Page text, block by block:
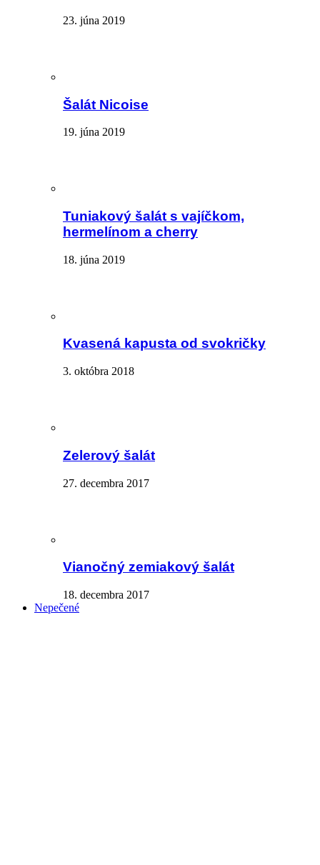
23. júna 2019
Šalát Nicoise
19. júna 2019
Tuniakový šalát s vajíčkom,
hermelínom a cherry
18. júna 2019
Kvasená kapusta od svokričky
3. októbra 2018
Zelerový šalát
27. decembra 2017
Vianočný zemiakový šalát
18. decembra 2017
Nepečené